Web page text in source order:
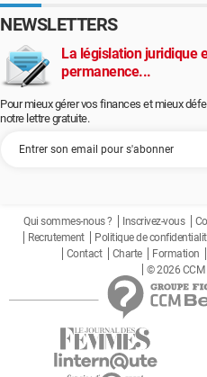
NEWSLETTERS
La législation juridique
permanence...
Pour mieux gérer vos finances et mieux
notre lettre gratuite.
Qui sommes-nous ? Inscrivez-vous
Recrutement
Politique de
Contact
Charte Formation
© 2026 CCM